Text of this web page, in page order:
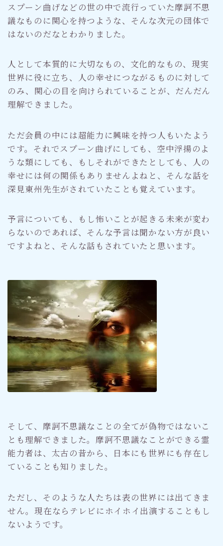
スプーン曲げなどの世の中で流行っていた摩訶不思
議なものに関心を持つような、そんな次元の団体で
はないのだなとわかりました。
人として本質的に大切なもの、文化的なもの、現実
世界に役に立ち、人の幸せにつながるものに対して
のみ、関心の目を向けられていることが、だんだん
理解できました。
ただ会員の中には超能力に興味を持つ人もいたよう
です。それでスプーン曲げにしても、空中浮揚のよ
うな類にしても、もしそれができたとしても、人の
幸せには何の関係もありませんよねと、そんな話を
深見東州先生がされていたことも覚えています。
予言についても、もし怖いことが起きる未来が変わ
らないのであれば、そんな予言は聞かない方が良い
ですよねと、そんな話もされていたと思います。
そして、摩訶不思議なことの全てが偽物ではないこ
とも理解できました。摩訶不思議なことができる霊
能力者は、太古の昔から、日本にも世界にも存在し
ていることも知りました。
ただし、そのような人たちは表の世界には出てきま
せん。現在ならテレビにホイホイ出演することもし
ないようです。